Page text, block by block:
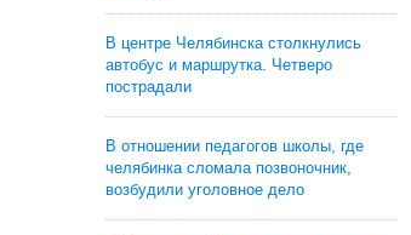
В центре Челябинска столкнулись
автобус и маршрутка. Четверо
пострадали
В отношении педагогов школы, где
челябинка сломала позвоночник,
возбудили уголовное дело